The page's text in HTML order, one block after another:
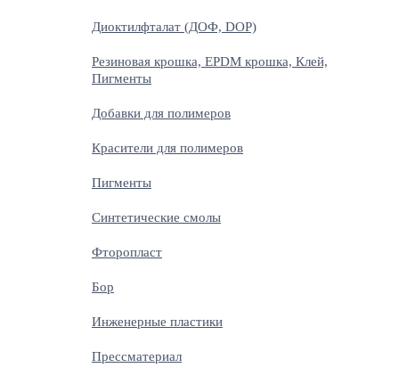
Диоктилфталат (ДОФ, DOP)
Резиновая крошка, EPDM крошка, Клей,
Пигменты
Добавки для полимеров
Красители для полимеров
Пигменты
Синтетические смолы
Фторопласт
Бор
Инженерные пластики
Прессматериал